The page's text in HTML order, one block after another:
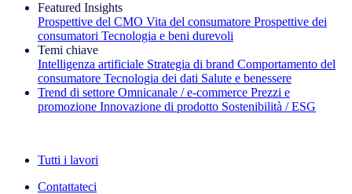
Featured Insights
Prospettive del CMO Vita del consumatore Prospettive dei
consumatori Tecnologia e beni durevoli
Temi chiave
Intelligenza artificiale Strategia di brand Comportamento del
consumatore Tecnologia dei dati Salute e benessere
Trend di settore Omnicanale / e‑commerce Prezzi e
promozione Innovazione di prodotto Sostenibilità / ESG
Tutti i lavori
Contattateci